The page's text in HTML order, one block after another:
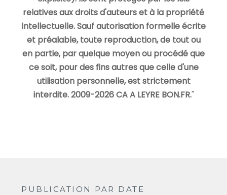
relatives aux droits d'auteurs et à la propriété
intellectuelle. Sauf autorisation formelle écrite
et préalable, toute reproduction, de tout ou
en partie, par quelque moyen ou procédé que
ce soit, pour des fins autres que celle d'une
utilisation personnelle, est strictement
interdite. 2009-2026 CA A LEYRE BON.FR."
PUBLICATION PAR DATE